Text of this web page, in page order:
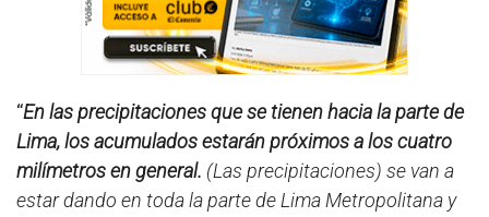
“En las precipitaciones que se tienen hacia la parte de
Lima, los acumulados estarán próximos a los cuatro
milímetros en general. (Las precipitaciones) se van a
estar dando en toda la parte de Lima Metropolitana y